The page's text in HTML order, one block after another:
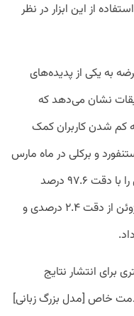
از این ابزار در نظر
به یکی از پدیده‌های
نشان می‌دهد که
شدن کاربران کمک
و برکلی در ماه مارس
نشان داد که GPT-4 می تواند اعداد اول را با دقت ۹۷.۶ درصد
شناسایی کند اما همین مطالعه در ماه ژوئن از دقت ۲.۴ درصدی و
برای انتشار نتایج
خاص [مدل بزرگ زبانی]